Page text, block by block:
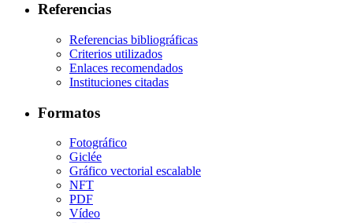
Referencias
Referencias bibliográficas
Criterios utilizados
Enlaces recomendados
Instituciones citadas
Formatos
Fotográfico
Giclée
Gráfico vectorial escalable
NFT
PDF
Vídeo